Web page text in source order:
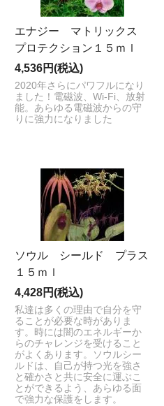
エナジー マトリックス
プロテクション１５ｍｌ
4,536円(税込)
2020年さらにパワフルになり
ました！電磁波、Wi-Fi、放射
能。あらゆる電磁波からの守
りに強力になりました
ソウル シールド プラス
１５ｍｌ
4,428円(税込)
私達は多くの理由で自分を守
ることが必要な時がありま
す。時には闇のエネルギーか
らのチャレンジを受けること
がよくあります。ソウルシー
ルドは、自己が持つ光を強さ
と確かさと共に安全に運ぶこ
とができるよう、あらゆる面
で強力な保護をします。